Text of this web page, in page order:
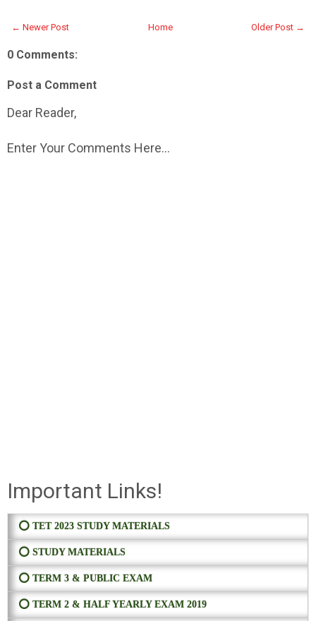
← Newer Post Older Post →
Home
0 Comments:
Post a Comment
Dear Reader,
Enter Your Comments Here...
Important Links!
⭕ TET 2023 STUDY MATERIALS
⭕ STUDY MATERIALS
⭕ TERM 3 & PUBLIC EXAM
⭕ TERM 2 & HALF YEARLY EXAM 2019